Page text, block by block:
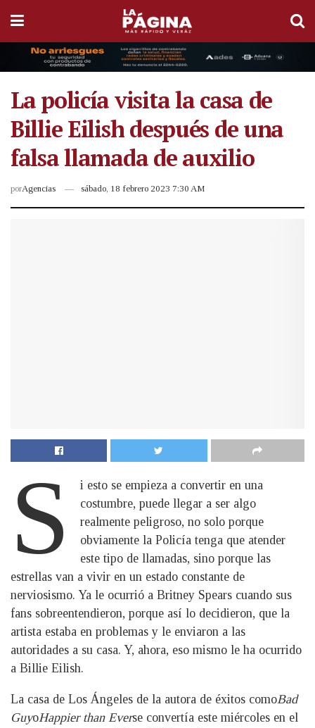
La policía visita la casa de
Billie Eilish después de una
falsa llamada de auxilio
porAgencias sábado, 18 febrero 2023 7:30 AM
S
i esto se empieza a convertir en una
costumbre, puede llegar a ser algo
realmente peligroso, no solo porque
obviamente la Policía tenga que atender
este tipo de llamadas, sino porque las
estrellas van a vivir en un estado constante de
nerviosismo. Ya le ocurrió a Britney Spears cuando sus
fans sobreentendieron, porque así lo decidieron, que la
artista estaba en problemas y le enviaron a las
autoridades a su casa. Y, ahora, eso mismo le ha ocurrido
a Billie Eilish.
La casa de Los Ángeles de la autora de éxitos comoBad
GuyoHappier than Everse convertía este miércoles en el